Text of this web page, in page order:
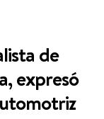
de
expresó